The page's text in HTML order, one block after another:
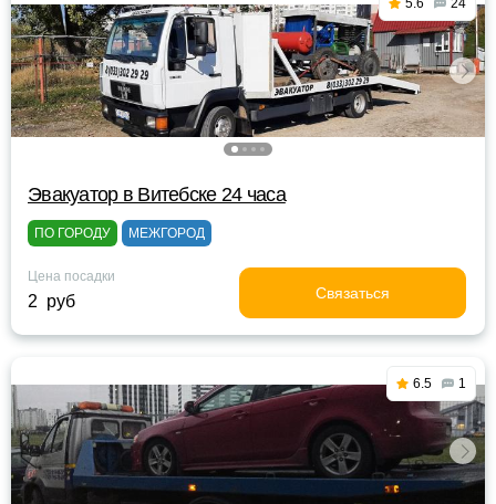
5.6 24
Эвакуатор в Витебске 24 часа
ПО ГОРОДУ МЕЖГОРОД
Цена посадки
2 руб Связаться
6.5 1